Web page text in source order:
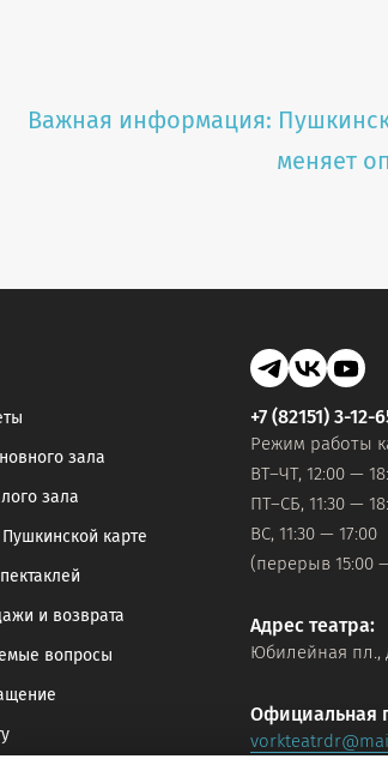
Важная информация:
меняет
зала
зала
карте
и возврата
вопросы
+7 (82151) 3-12-
Режим работы
ВТ–ЧТ, 12:00 —
ПТ–СБ, 11:30 —
ВС, 11:30 — 17:00
(перерыв 15:00
Адрес театра:
Юбилейная пл.,
Официальная